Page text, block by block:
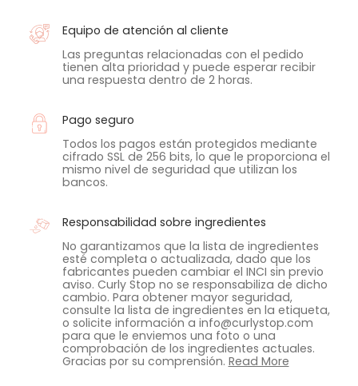
Equipo de atención al cliente
Las preguntas relacionadas con el pedido
tienen alta prioridad y puede esperar recibir
una respuesta dentro de 2 horas.
Pago seguro
Todos los pagos están protegidos mediante
cifrado SSL de 256 bits, lo que le proporciona el
mismo nivel de seguridad que utilizan los
bancos.
Responsabilidad sobre ingredientes
No garantizamos que la lista de ingredientes
esté completa o actualizada, dado que los
fabricantes pueden cambiar el INCI sin previo
aviso. Curly Stop no se responsabiliza de dicho
cambio. Para obtener mayor seguridad,
consulte la lista de ingredientes en la etiqueta,
o solicite información a info@curlystop.com
para que le enviemos una foto o una
comprobación de los ingredientes actuales.
Gracias por su comprensión. Read More